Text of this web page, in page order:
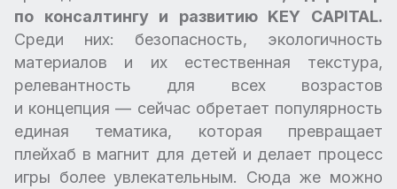
по консалтингу и развитию KEY CAPITAL.
Среди них: безопасность, экологичность
материалов и их естественная текстура,
релевантность для всех возрастов
и концепция — сейчас обретает популярность
единая тематика, которая превращает
плейхаб в магнит для детей и делает процесс
игры более увлекательным. Сюда же можно